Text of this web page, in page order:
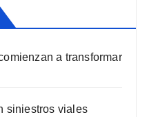
a transformar
siniestros viales